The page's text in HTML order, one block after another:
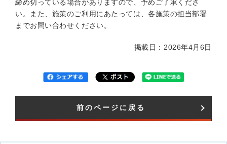
締め切っている場合がありますので、予めご了承くださ
い。また、施策のご利用にあたっては、各施策の担当部署
までお問い合わせください。
掲載日：2026年4月6日
前のページに戻る